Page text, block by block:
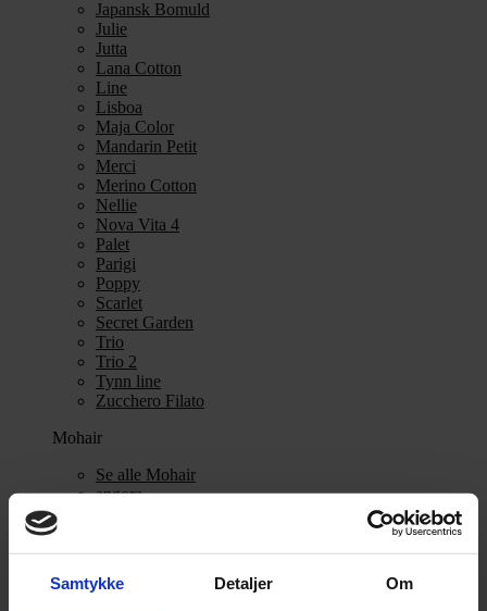
Samtykke Detaljer Om
Japansk Bomuld
Julie
Jutta
Lana Cotton
Line
Lisboa
Maja Color
Mandarin Petit
Merci
Merino Cotton
Nellie
Nova Vita 4
Palet
Parigi
Poppy
Scarlet
Secret Garden
Trio
Trio 2
Tynn line
Zucchero Filato
Mohair
Se alle Mohair
angora
Desiderio
Mulberry Silk